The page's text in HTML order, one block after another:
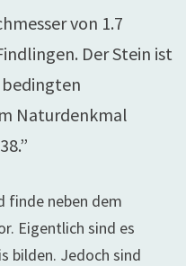
von 1.7
Der Stein ist
Naturdenkmal
finde neben dem
Eigentlich sind es
bilden. Jedoch sind